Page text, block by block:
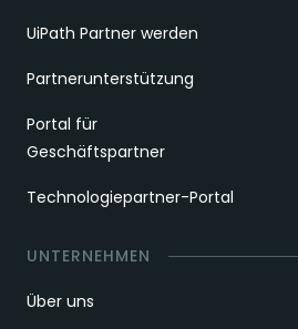
UiPath Partner werden
Partnerunterstützung
Portal für
Geschäftspartner
Technologiepartner-Portal
UNTERNEHMEN
Über uns